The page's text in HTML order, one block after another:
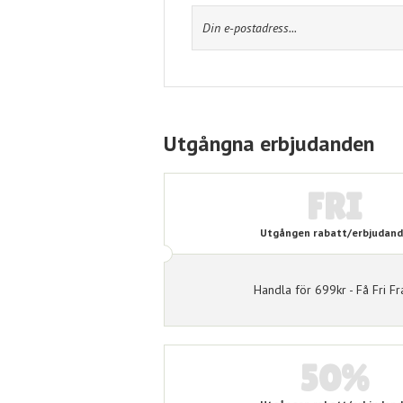
MyMall
Ta del av kampanjjakts
användarvillkor.
Utgångna erbjudanden
FRI